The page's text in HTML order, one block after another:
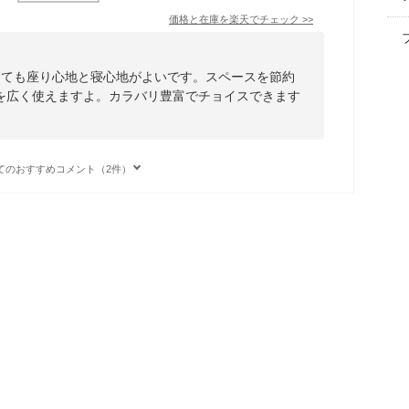
価格と在庫を楽天でチェック >>
も座り心地と寝心地がよいです。スペースを節約
く使えますよ。カラバリ豊富でチョイスできます
のおすすめコメント（2件）